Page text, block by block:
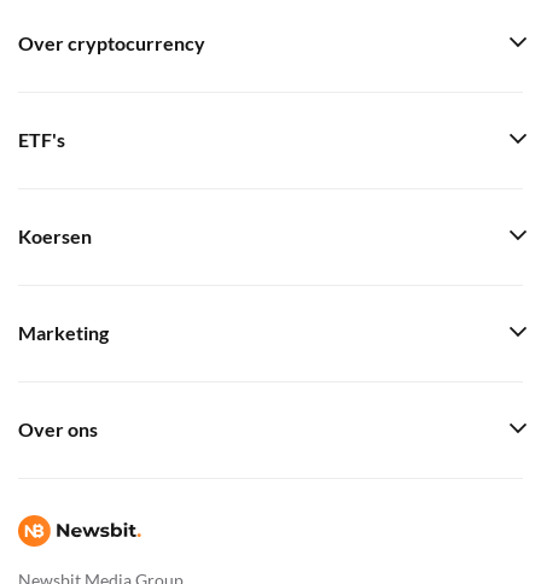
Newsbit Media Group
Over cryptocurrency
ETF's
Koersen
Marketing
Over ons